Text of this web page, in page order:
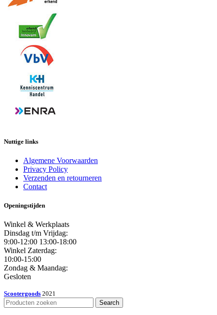
Nuttige links
Algemene Voorwaarden
Privacy Policy
Verzenden en retourneren
Contact
Openingstijden
Winkel & Werkplaats
Dinsdag t/m Vrijdag:
9:00-12:00 13:00-18:00
Winkel Zaterdag:
10:00-15:00
Zondag & Maandag:
Gesloten
Scootergoods 2021
Search